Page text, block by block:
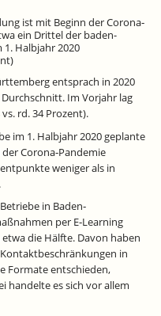
ist mit Beginn der Corona‐
ein Drittel der baden-
Halbjahr 2020
entsprach in 2020
Im Vorjahr lag
rd. 34 Prozent).
im 1. Halbjahr 2020 geplante
Corona‐Pandemie
weniger als in
in Baden‐
per E‐Learning
die Hälfte. Davon haben
in
Formate entschieden,
handelte es sich vor allem